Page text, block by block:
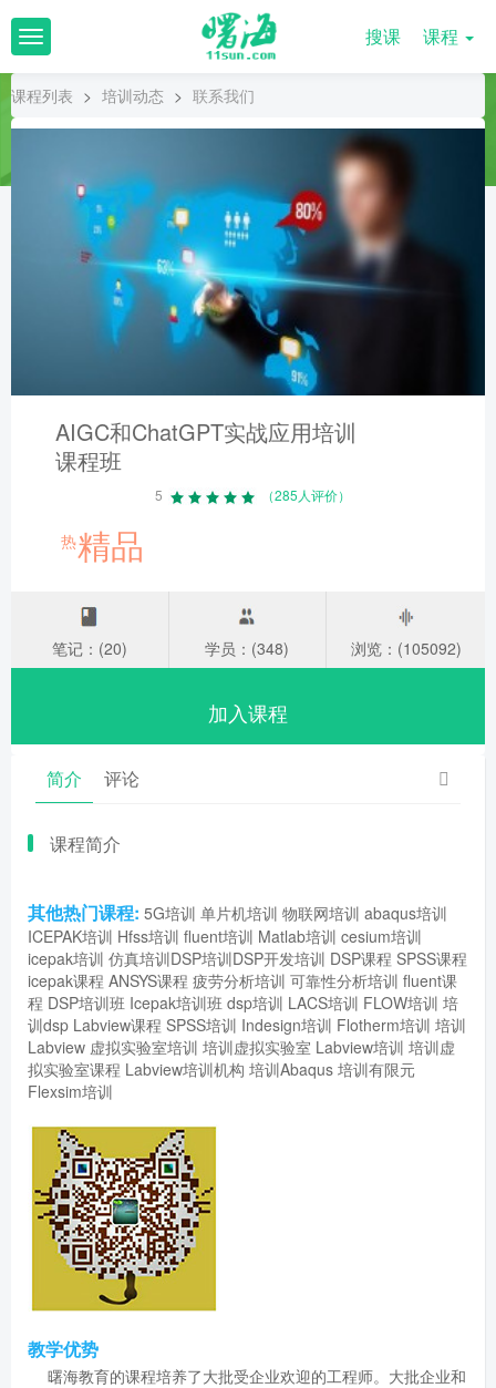
T
o
g
l
搜课 课程
课程列表 > 培训动态 > 联系我们
AIGC和ChatGPT实战应用培训
课程班
5 （285人评价）
热精品
笔记：(20) 学员：(348) 浏览：(105092)
加入课程
简介 评论
课程简介
其他热门课程: 5G培训 单片机培训 物联网培训 abaqus培训
ICEPAK培训 Hfss培训 fluent培训 Matlab培训 cesium培训
icepak培训 仿真培训DSP培训DSP开发培训 DSP课程 SPSS课程
icepak课程 ANSYS课程 疲劳分析培训 可靠性分析培训 fluent课
程 DSP培训班 Icepak培训班 dsp培训 LACS培训 FLOW培训 培
训dsp Labview课程 SPSS培训 Indesign培训 Flotherm培训 培训
Labview 虚拟实验室培训 培训虚拟实验室 Labview培训 培训虚
拟实验室课程 Labview培训机构 培训Abaqus 培训有限元
Flexsim培训
教学优势
曙海教育的课程培养了大批受企业欢迎的工程师。大批企业和